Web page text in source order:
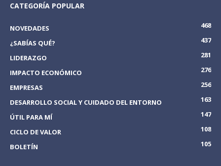
CATEGORÍA POPULAR
NOVEDADES
468
¿SABÍAS QUÉ?
437
LIDERAZGO
281
IMPACTO ECONÓMICO
276
EMPRESAS
256
DESARROLLO SOCIAL Y CUIDADO DEL ENTORNO
163
ÚTIL PARA MÍ
147
CICLO DE VALOR
108
BOLETÍN
105